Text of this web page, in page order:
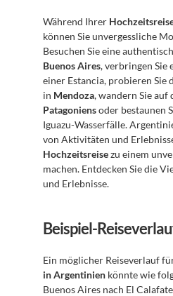
Während Ihrer
können Sie unvergessliche
Buenos Aires, verbringen Sie
einer Estancia, probieren Sie
in Mendoza
Patagoniens oder bestaunen
Iguazu-Wasserfälle.
Hochzeitsreise zu einem
machen. Entdecken Sie die
und Erlebnisse.
Beispiel-
Ein möglicher Reiseverlauf
in Argentinien könnte wie
Buenos Aires nach El